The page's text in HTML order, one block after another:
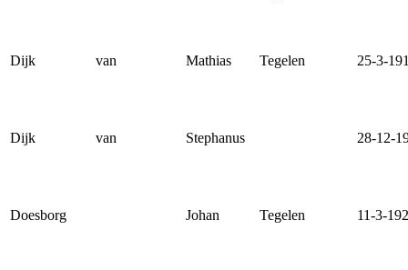
Dijk van Mathias Tegelen 25-3-
Dijk van Stephanus 28-12-
Doesborg Johan Tegelen 11-3-